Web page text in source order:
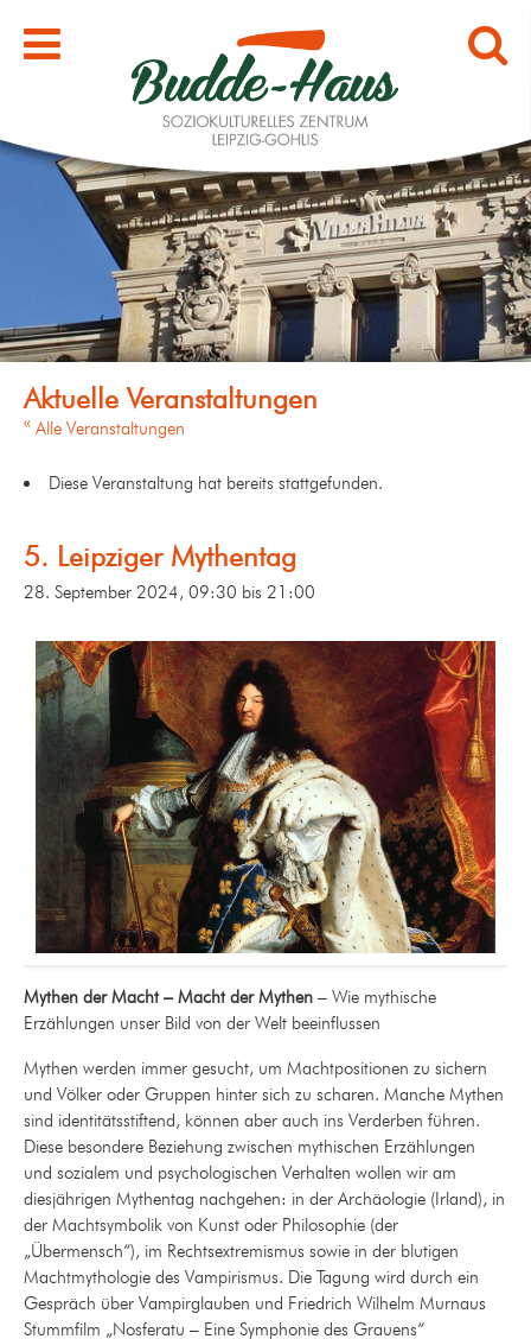
« Alle Veranstaltungen
Diese Veranstaltung hat bereits stattgefunden.
5. Leipziger Mythentag
28. September 2024, 09:30 bis 21:00
Mythen der Macht – Macht der Mythen – Wie mythische
Erzählungen unser Bild von der Welt beeinflussen
Mythen werden immer gesucht, um Machtpositionen zu sichern
und Völker oder Gruppen hinter sich zu scharen. Manche Mythen
sind identitätsstiftend, können aber auch ins Verderben führen.
Diese besondere Beziehung zwischen mythischen Erzählungen
und sozialem und psychologischen Verhalten wollen wir am
diesjährigen Mythentag nachgehen: in der Archäologie (Irland), in
der Machtsymbolik von Kunst oder Philosophie (der
„Übermensch“), im Rechtsextremismus sowie in der blutigen
Machtmythologie des Vampirismus. Die Tagung wird durch ein
Gespräch über Vampirglauben und Friedrich Wilhelm Murnaus
Stummfilm „Nosferatu – Eine Symphonie des Grauens“